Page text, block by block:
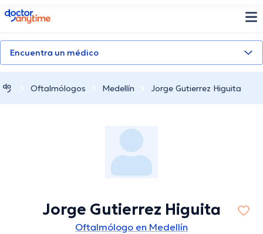
doctoranytime
Encuentra un médico
Oftalmólogos Medellín Jorge Gutierrez Higuita
Jorge Gutierrez Higuita
Oftalmólogo en Medellín